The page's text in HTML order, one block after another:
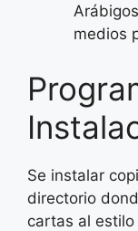
medios
Se instalar
directorio
cartas al estilo